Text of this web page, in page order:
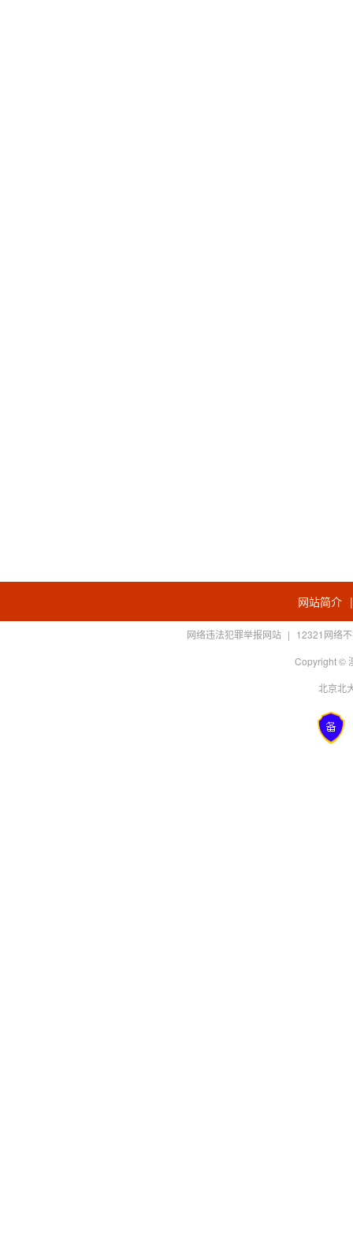
网站简介
网络违法犯罪举报网站 | 12321网络
Copyright ©
北京北